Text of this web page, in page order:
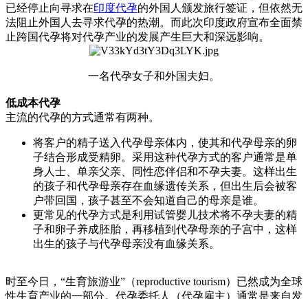
已经停止向寻求在印度代孕的外国人颁发旅行签证，但依然无
法阻止外国人去寻求代孕的热潮。而此次印度政府宣布全面禁
止跨国代孕将对代孕产业的发展产生巨大和深远影响。
一名代孕女子和外国夫妇。
低成本代孕
主流的代孕的方式通常有两种。
将客户的精子送入代孕母亲体内，使其和代孕母亲的卵
子结合形成受精卵。采用这种代孕方式的客户通常是单
身人士、单亲父亲、同性恋伴侣和不孕夫妻。这样出生
的孩子和代孕母亲存在血缘遗传关系，但出生后会被客
户带回国，孩子甚至不会知道自己的母亲是谁。
更常见的代孕方式是利用试管婴儿技术将不孕夫妻的精
子和卵子养成胚胎，再移植到代孕母亲的子宫中，这样
出生的孩子与代孕母亲没有血缘关系。
时至今日，“生育旅游业”（reproductive tourism）已然成为全球
性生育产业的一部分。代孕委托人（代孕雇主）通常是来自发